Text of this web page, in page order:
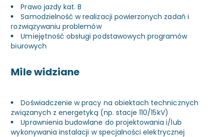
Prawo jazdy kat. B
Samodzielność w realizacji powierzonych zadań i
rozwiązywaniu problemów
Umiejętność obsługi podstawowych programów
biurowych
Mile widziane
Doświadczenie w pracy na obiektach technicznych
związanych z energetyką (np. stacje 110/15kV)
Uprawnienia budowlane do projektowania i/lub
wykonywania instalacji w specjalności elektrycznej